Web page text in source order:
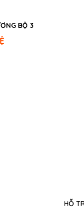
BỘ 3
HỖ